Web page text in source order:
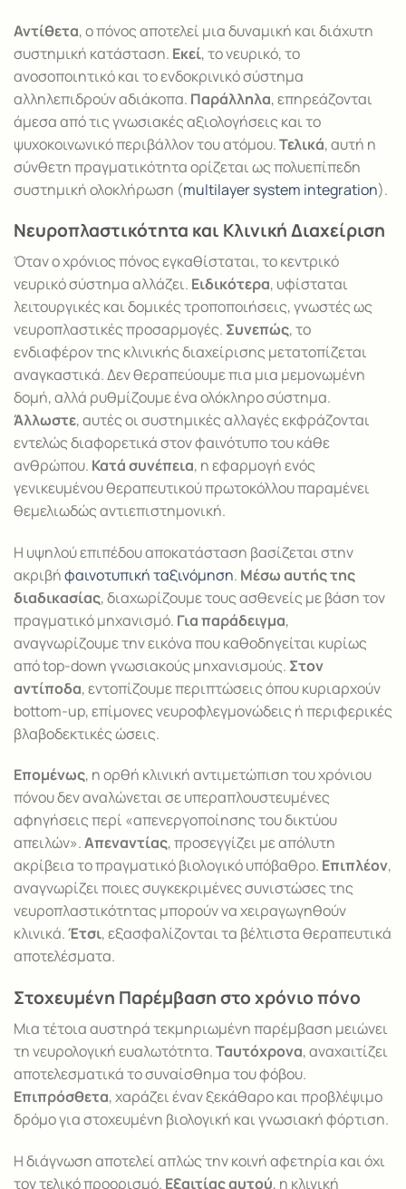
Αντίθετα, ο πόνος αποτελεί μια δυναμική και διάχυτη
συστημική κατάσταση. Εκεί, το νευρικό, το
ανοσοποιητικό και το ενδοκρινικό σύστημα
αλληλεπιδρούν αδιάκοπα. Παράλληλα, επηρεάζονται
άμεσα από τις γνωσιακές αξιολογήσεις και το
ψυχοκοινωνικό περιβάλλον του ατόμου.Τελικά, αυτή η
σύνθετη πραγματικότητα ορίζεται ως πολυεπίπεδη
συστημική ολοκλήρωση (multilayer system integration).
Νευροπλαστικότητα και Κλινική Διαχείριση
Όταν ο χρόνιος πόνος εγκαθίσταται, το κεντρικό
νευρικό σύστημα αλλάζει. Ειδικότερα, υφίσταται
λειτουργικές και δομικές τροποποιήσεις, γνωστές ως
νευροπλαστικές προσαρμογές. Συνεπώς, το
ενδιαφέρον της κλινικής διαχείρισης μετατοπίζεται
αναγκαστικά. Δεν θεραπεύουμε πια μια μεμονωμένη
δομή, αλλά ρυθμίζουμε ένα ολόκληρο σύστημα.
Άλλωστε, αυτές οι συστημικές αλλαγές εκφράζονται
εντελώς διαφορετικά στον φαινότυπο του κάθε
ανθρώπου. Κατά συνέπεια, η εφαρμογή ενός
γενικευμένου θεραπευτικού πρωτοκόλλου παραμένει
θεμελιωδώς αντιεπιστημονική.
Η υψηλού επιπέδου αποκατάσταση βασίζεται στην
ακριβήφαινοτυπική ταξινόμηση. Μέσω αυτής της
διαδικασίας, διαχωρίζουμε τους ασθενείς με βάση τον
πραγματικό μηχανισμό. Για παράδειγμα,
αναγνωρίζουμε την εικόνα που καθοδηγείται κυρίως
από top-down γνωσιακούς μηχανισμούς. Στον
αντίποδα, εντοπίζουμε περιπτώσεις όπου κυριαρχούν
bottom-up, επίμονες νευροφλεγμονώδεις ή περιφερικές
βλαβοδεκτικές ώσεις.
Επομένως, η ορθή κλινική αντιμετώπιση του χρόνιου
πόνου δεν αναλώνεται σε υπεραπλουστευμένες
αφηγήσεις περί «απενεργοποίησης του δικτύου
απειλών».Απεναντίας, προσεγγίζει με απόλυτη
ακρίβεια το πραγματικό βιολογικό υπόβαθρο. Επιπλέον,
αναγνωρίζει ποιες συγκεκριμένες συνιστώσες της
νευροπλαστικότητας μπορούν να χειραγωγηθούν
κλινικά.Έτσι, εξασφαλίζονται τα βέλτιστα θεραπευτικά
αποτελέσματα.
Στοχευμένη Παρέμβαση στο χρόνιο πόνο
Μια τέτοια αυστηρά τεκμηριωμένη παρέμβαση μειώνει
τη νευρολογική ευαλωτότητα.Ταυτόχρονα, αναχαιτίζει
αποτελεσματικά το συναίσθημα του φόβου.
Επιπρόσθετα, χαράζει έναν ξεκάθαρο και προβλέψιμο
δρόμο για στοχευμένη βιολογική και γνωσιακή φόρτιση.
Η διάγνωση αποτελεί απλώς την κοινή αφετηρία και όχι
τον τελικό προορισμό. Εξαιτίας αυτού, η κλινική